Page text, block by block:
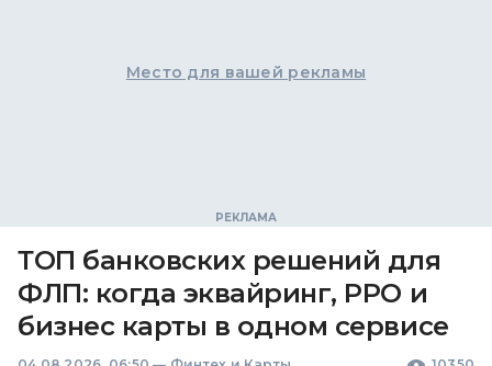
Место для вашей рекламы
ТОП банковских решений для
ФЛП: когда эквайринг, РРО и
бизнес карты в одном сервисе